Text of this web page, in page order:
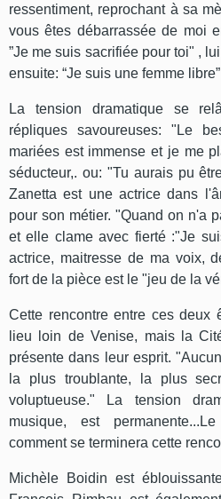
ressentiment, reprochant à sa
vous êtes débarrassée de moi
”Je me suis sacrifiée pour toi" ,
ensuite: “Je suis une femme libre”
La tension dramatique se
répliques savoureuses: "Le
mariées est immense et je me
séducteur,. ou: "Tu aurais pu
Zanetta est une actrice dans
pour son métier. "Quand on n'a
et elle clame avec fierté :"Je
actrice, maitresse de ma voix,
fort de la pièce est le "jeu de la
Cette rencontre entre ces deux
lieu loin de Venise, mais la
présente dans leur esprit.
la plus troublante, la plus
voluptueuse." La tension
musique, est
comment se terminera cette
Michèle Boidin est